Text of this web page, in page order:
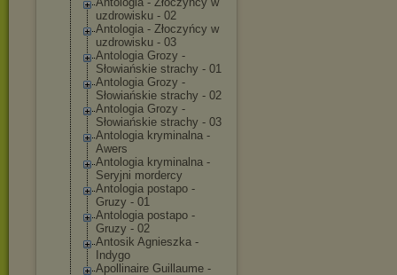
uzdrowisku - 02
Antologia - Złoczyńcy w
uzdrowisku - 03
Antologia Grozy -
Słowiańskie strachy - 01
Antologia Grozy -
Słowiańskie strachy - 02
Antologia Grozy -
Słowiańskie strachy - 03
Antologia kryminalna -
Awers
Antologia kryminalna -
Seryjni mordercy
Antologia postapo -
Gruzy - 01
Antologia postapo -
Gruzy - 02
Antosik Agnieszka -
Indygo
Apollinaire Guillaume -